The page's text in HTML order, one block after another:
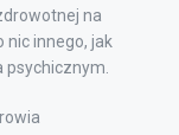
na
innego, jak